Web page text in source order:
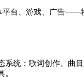
台、游戏、广告——
统：歌词创作、曲